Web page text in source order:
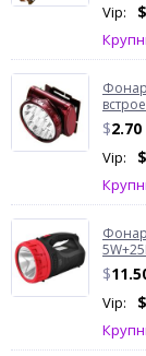
Vip: $
$2.70
Vip: $
$
Vip: $